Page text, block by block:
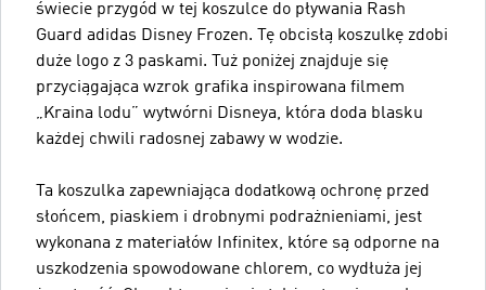
świecie przygód w tej koszulce do pływania Rash
Guard adidas Disney Frozen. Tę obcisłą koszulkę zdobi
duże logo z 3 paskami. Tuż poniżej znajduje się
przyciągająca wzrok grafika inspirowana filmem
„Kraina lodu” wytwórni Disneya, która doda blasku
każdej chwili radosnej zabawy w wodzie.
Ta koszulka zapewniająca dodatkową ochronę przed
słońcem, piaskiem i drobnymi podrażnieniami, jest
wykonana z materiałów Infinitex, które są odporne na
uszkodzenia spowodowane chlorem, co wydłuża jej